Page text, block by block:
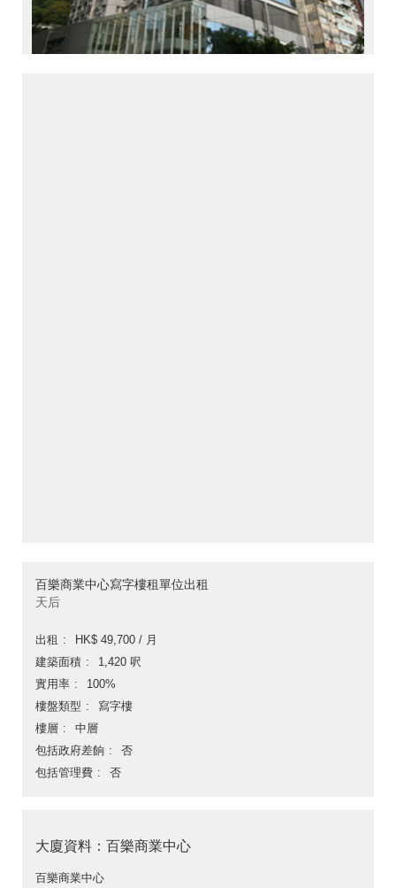
百樂商業中心寫字樓租單位出租
天后
出租
HK$ 49,700 / 月
建築面積
1,420 呎
實用率
100%
樓盤類型
寫字樓
樓層
中層
包括政府差餉
否
包括管理費
否
大廈資料：百樂商業中心
百樂商業中心